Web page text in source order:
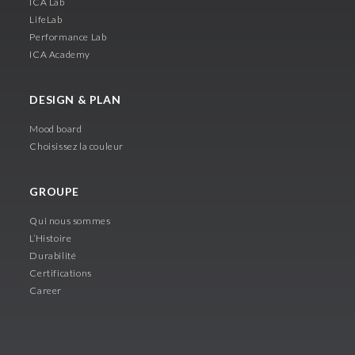
LifeLab
Performance Lab
ICA Academy
DESIGN & PLAN
Mood board
Choisissez la couleur
GROUPE
Qui nous sommes
L’Histoire
Durabilité
Certifications
Career